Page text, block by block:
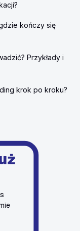
kończy się
Przykłady i
krok po kroku?